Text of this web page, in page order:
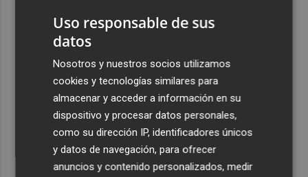
Instalan en la Avenida de la Libertad una infraestructura
comercial
Los incendios de Sierra Engarcerán y Culla evolucionan
positivamente pero Tírig pasa a situación 2 del PEIF
Uso responsable de sus
datos
Nosotros y nuestros socios utilizamos
cookies y tecnologías similares para
almacenar y acceder a información en su
dispositivo y procesar datos personales,
como su dirección IP, identificadores únicos
y datos de navegación, para ofrecer
anuncios y contenido personalizados, medir